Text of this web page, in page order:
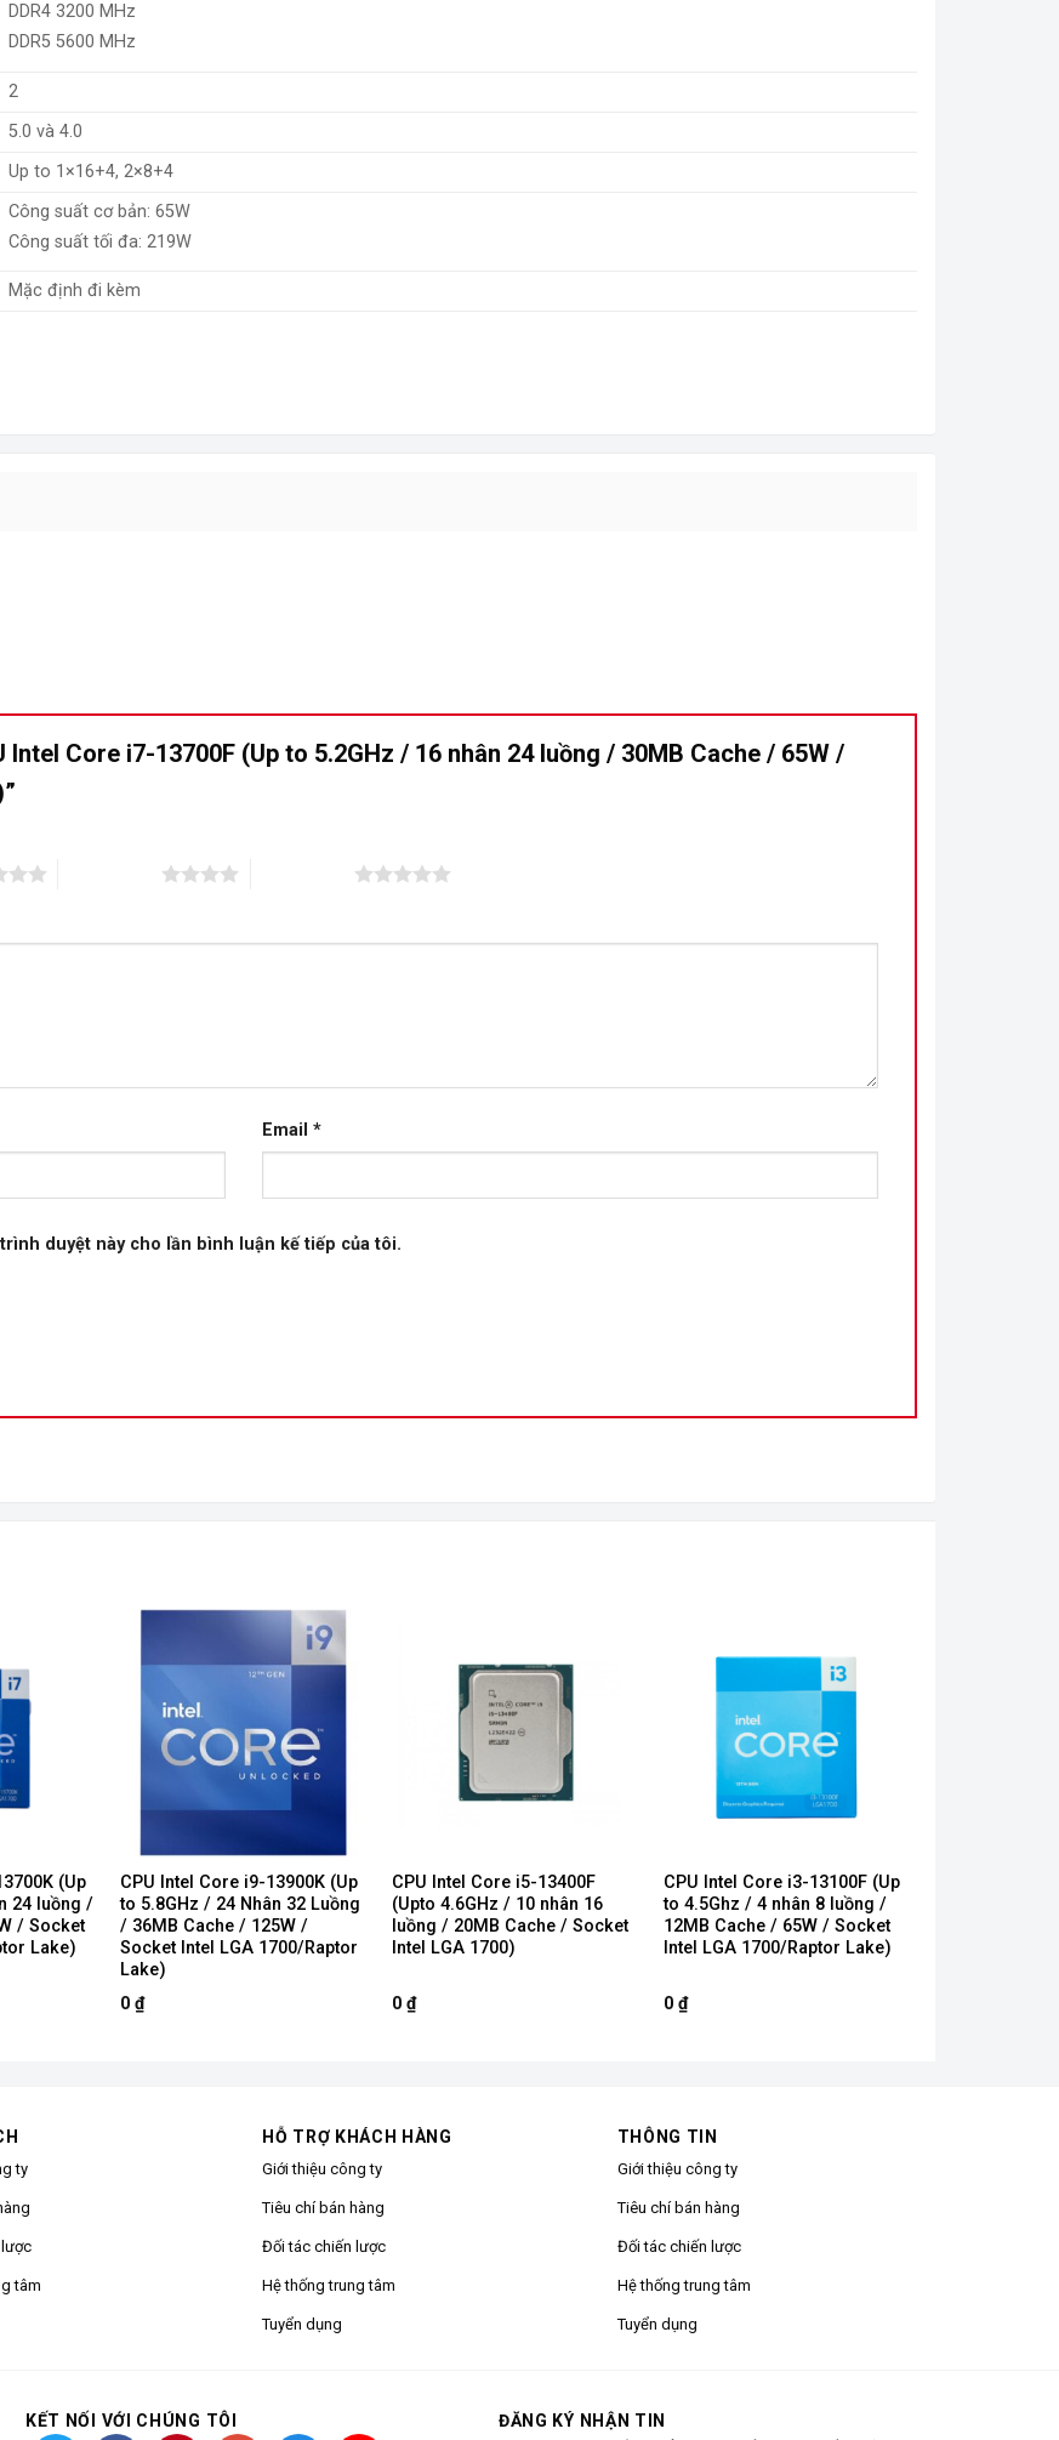
DDR4 3200 MHz
DDR5 5600 MHz
2
5.0 và 4.0
Up to 1×16+4, 2×8+4
Công suất cơ bản: 65W
Công suất tối đa: 219W
Mặc định đi kèm
Intel Core i7-13700F (Up to 5.2GHz / 16 nhân 24 luồng / 30MB Cache / 65W /
Email *
duyệt này cho lần bình luận kế tiếp của tôi.
(Up
24 luồng /
/ Socket
Lake)
CPU Intel Core i9-13900K (Up
to 5.8GHz / 24 Nhân 32 Luồng
/ 36MB Cache / 125W /
Socket Intel LGA 1700/Raptor
Lake)
0 ₫
CPU Intel Core i5-13400F
(Upto 4.6GHz / 10 nhân 16
luồng / 20MB Cache / Socket
Intel LGA 1700)
0 ₫
CPU Intel Core i3-13100F (Up
to 4.5Ghz / 4 nhân 8 luồng /
12MB Cache / 65W / Socket
Intel LGA 1700/Raptor Lake)
0 ₫
ty
tâm
HỖ TRỢ KHÁCH HÀNG
Giới thiệu công ty
Tiêu chí bán hàng
Đối tác chiến lược
Hệ thống trung tâm
Tuyển dụng
THÔNG TIN
Giới thiệu công ty
Tiêu chí bán hàng
Đối tác chiến lược
Hệ thống trung tâm
Tuyển dụng
KẾT NỐI VỚI CHÚNG TÔI
ĐĂNG KÝ NHẬN TIN